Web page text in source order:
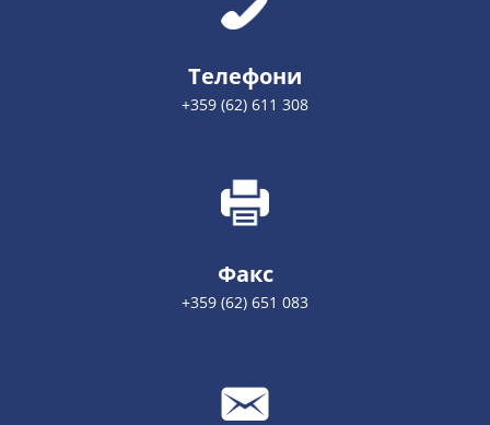
Телефони
+359 (62) 611 308
Факс
+359 (62) 651 083